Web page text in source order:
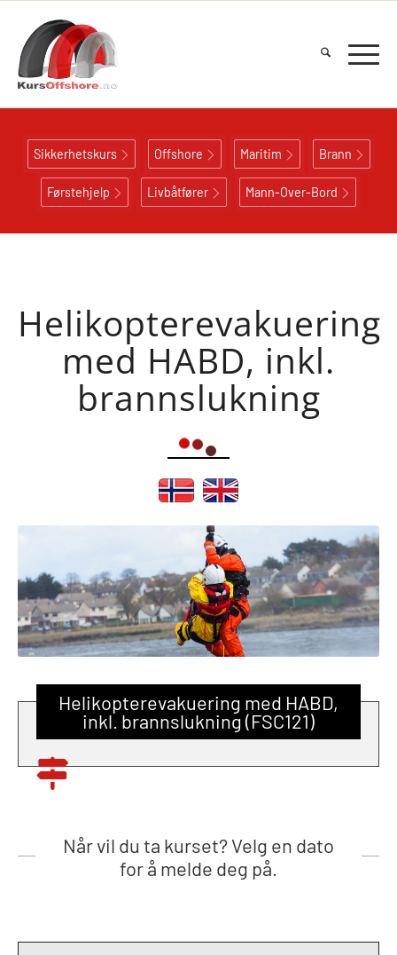
Sikkerhetskurs Offshore Maritim Brann
Førstehjelp Livbåtfører Mann-Over-Bord
Helikopterevakuering
med HABD, inkl.
brannslukning
Helikopterevakuering med HABD,
inkl. brannslukning (FSC121)
Når vil du ta kurset? Velg en dato
for å melde deg på.